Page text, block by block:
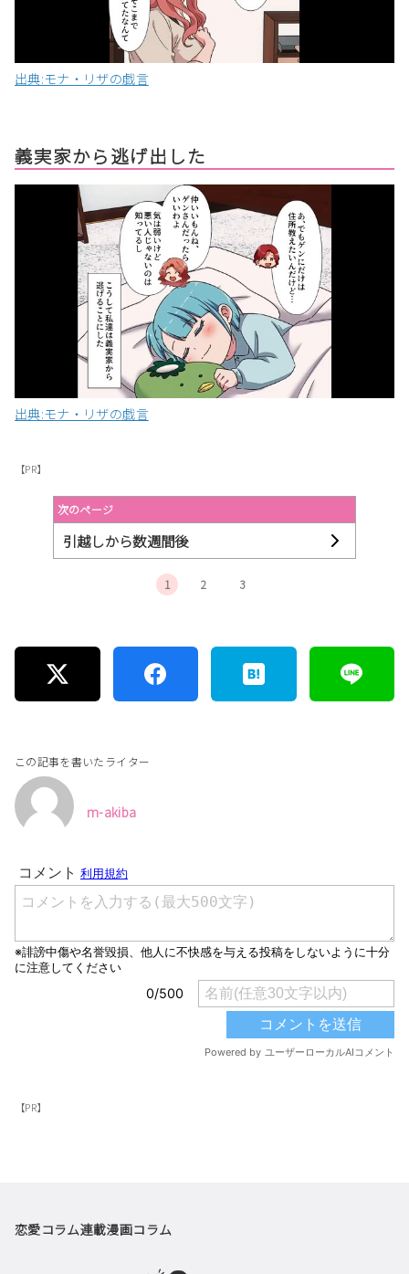
出典:モナ・リザの戯言
義実家から逃げ出した
出典:モナ・リザの戯言
【PR】
次のページ
引越しから数週間後
1 2 3
この記事を書いたライター
m-akiba
【PR】
恋愛コラム連載漫画コラム